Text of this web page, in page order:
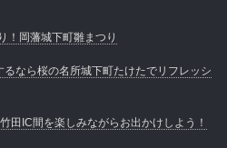
！岡藩城下町雛まつり
なら桜の名所城下町たけたでリフレッシ
田IC間を楽しみながらお出かけしよう！